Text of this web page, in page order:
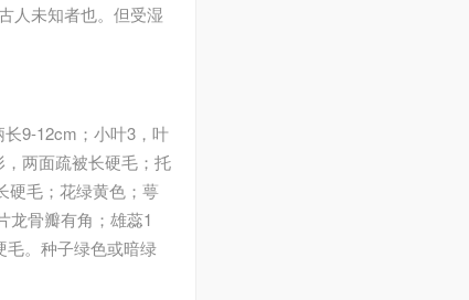
人未知者也。但受湿
9-12cm；小叶3，叶
两面疏被长硬毛；托
硬毛；花绿黄色；萼
龙骨瓣有角；雄蕊1
毛。种子绿色或暗绿